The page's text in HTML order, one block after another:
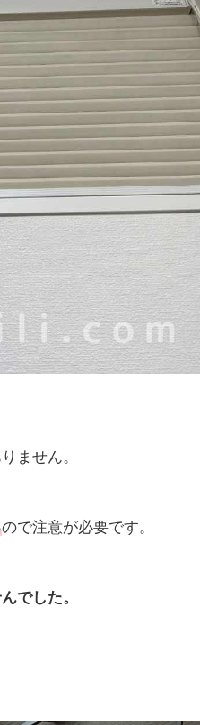
ません。
ので注意が必要です。
でした。